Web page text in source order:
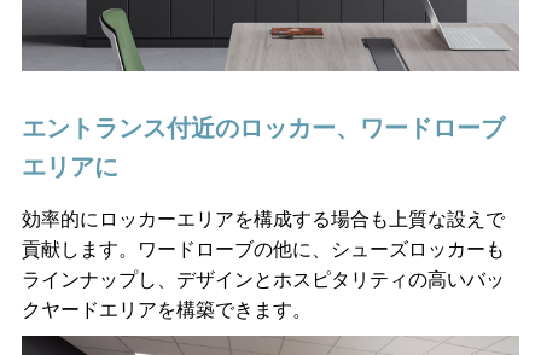
エントランス付近のロッカー、ワードローブ
エリアに
効率的にロッカーエリアを構成する場合も上質な設えで
貢献します。ワードローブの他に、シューズロッカーも
ラインナップし、デザインとホスピタリティの高いバッ
クヤードエリアを構築できます。